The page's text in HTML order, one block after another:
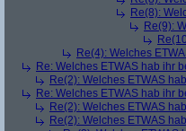
Re(8):
Re(9):
Re(4): Welches
Re: Welches ETWAS hab ihr
Re(2): Welches ETWAS
Re: Welches ETWAS hab ihr
Re(2): Welches ETWAS
Re(2): Welches ETWAS